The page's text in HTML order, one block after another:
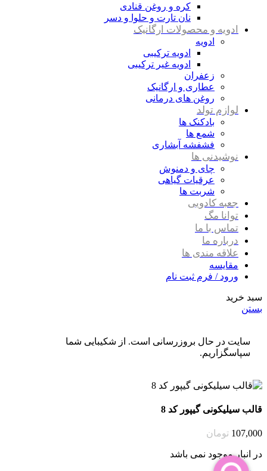
کره و روغن قنادی
نان تارت و حلوا و دسر
ادویه و محصولات ارگانیک
ادویه
ادویه ترکیبی
ادویه غیر ترکیبی
زعفران
عطاری و ارگانیک
روغن های درمانی
لوازم تولد
بادکنک ها
شمع ها
فشفشه آبشاری
نوشیدنی ها
چای و دمنوش
عرقیات گیاهی
شربت ها
جعبه کادویی
توانا مگ
تماس با ما
درباره ما
علاقه مندی ها
مقایسه
ورود / فرم ثبت نام
سبد خرید
بستن
سایت در حال بروزرسانی است. از شکیبایی شما
سپاسگزاریم.
قالب سیلیکونی گیپور کد 8
107,000 تومان
در انبار موجود نمی باشد